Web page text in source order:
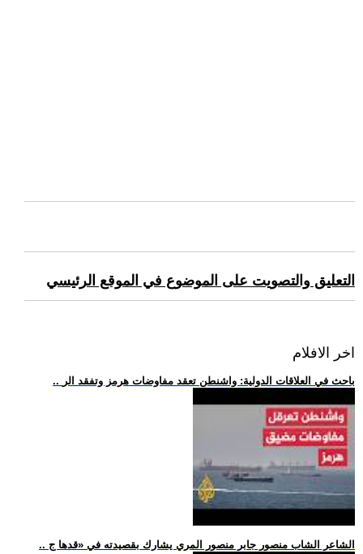
التعليق والتصويت على الموضوع في الموقع الرئيسي
اخر الافلام
.. باحث في العلاقات الدولية: واشنطن تعقد مفاوضات هرمز وتفقد الر
.. الشاعر الشاب منصور جابر منصور المري يشارك بقصيدته في «قدها ج